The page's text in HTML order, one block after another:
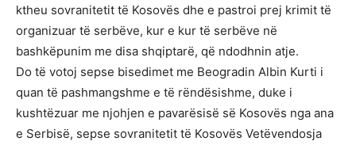
ktheu sovranitetit të Kosovës dhe e pastroi prej krimit të
organizuar të serbëve, kur e kur të serbëve në
bashkëpunim me disa shqiptarë, që ndodhnin atje.
Do të votoj sepse bisedimet me Beogradin Albin Kurti i
quan të pashmangshme e të rëndësishme, duke i
kushtëzuar me njohjen e pavarësisë së Kosovës nga ana
e Serbisë, sepse sovranitetit të Kosovës Vetëvendosja